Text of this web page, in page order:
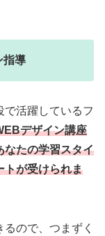
指導
で活躍しているフ
デザイン講座
なたの学習スタイ
トが受けられま
ので、つまずく